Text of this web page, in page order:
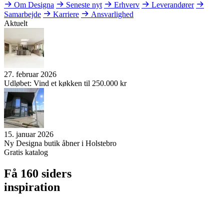
Om Designa
Seneste nyt Erhverv
Leverandører
Samarbejde
Karriere
Ansvarlighed
Aktuelt
27. februar 2026
Udløbet: Vind et køkken til 250.000 kr
15. januar 2026
Ny Designa butik åbner i Holstebro
Gratis katalog
Få 160 siders
inspiration